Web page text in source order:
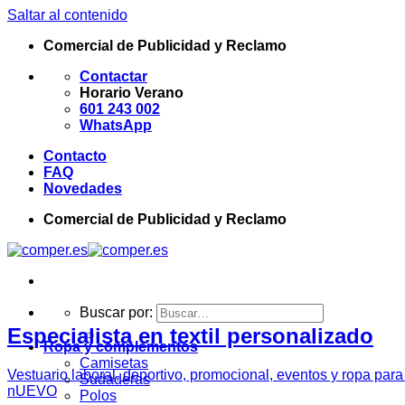
Saltar al contenido
Comercial de Publicidad y Reclamo
Contactar
Horario Verano
601 243 002
WhatsApp
Contacto
FAQ
Novedades
Comercial de Publicidad y Reclamo
Buscar por:
Ropa y complementos
Camisetas
Sudaderas
Polos
Especialista en textil personalizado
Vestuario laboral, deportivo, promocional, eventos y ropa
nUEVO